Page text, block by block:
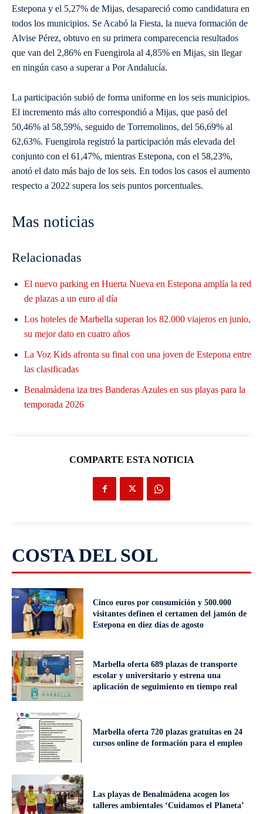
Estepona y el 5,27% de Mijas, desapareció como candidatura en
todos los municipios. Se Acabó la Fiesta, la nueva formación de
Alvise Pérez, obtuvo en su primera comparecencia resultados
que van del 2,86% en Fuengirola al 4,85% en Mijas, sin llegar
en ningún caso a superar a Por Andalucía.
La participación subió de forma uniforme en los seis municipios.
El incremento más alto correspondió a Mijas, que pasó del
50,46% al 58,59%, seguido de Torremolinos, del 56,69% al
62,63%. Fuengirola registró la participación más elevada del
conjunto con el 61,47%, mientras Estepona, con el 58,23%,
anotó el dato más bajo de los seis. En todos los casos el aumento
respecto a 2022 supera los seis puntos porcentuales.
Mas noticias
Relacionadas
El nuevo parking en Huerta Nueva en Estepona amplía la red
de plazas a un euro al día
Los hoteles de Marbella superan los 82.000 viajeros en junio,
su mejor dato en cuatro años
La Voz Kids afronta su final con una joven de Estepona entre
las clasificadas
Benalmádena iza tres Banderas Azules en sus playas para la
temporada 2026
COMPARTE ESTA NOTICIA
COSTA DEL SOL
Cinco euros por consumición y 500.000
visitantes definen el certamen del jamón de
Estepona en diez días de agosto
Marbella oferta 689 plazas de transporte
escolar y universitario y estrena una
aplicación de seguimiento en tiempo real
Marbella oferta 720 plazas gratuitas en 24
cursos online de formación para el empleo
Las playas de Benalmádena acogen los
talleres ambientales ‘Cuidamos el Planeta’